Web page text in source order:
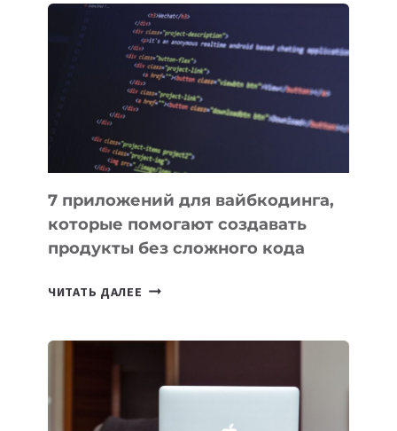
ПОЛЕЗНЫХ
ИНСТРУМЕНТОВ
ДЛЯ
РАБОТЫ
7 приложений для вайбкодинга,
которые помогают создавать
продукты без сложного кода
ЧИТАТЬ ДАЛЕЕ 7
ПОМОГАЮТ
СОЗДАВАТЬ